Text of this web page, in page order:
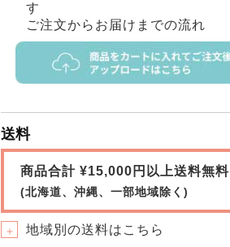
す
ご注文からお届けまでの流れ
送料
商品合計 ¥15,000円以上送料無料
(北海道、沖縄、一部地域除く)
＋ 地域別の送料はこちら